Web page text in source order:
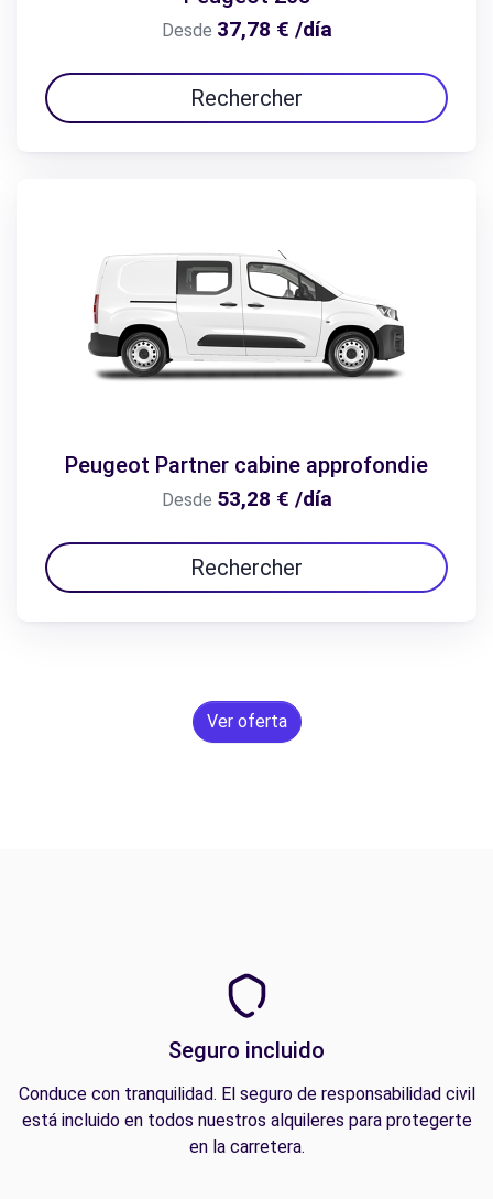
Desde 37,78 € /día
Rechercher
Peugeot Partner cabine approfondie
Desde 53,28 € /día
Rechercher
Ver oferta
Seguro incluido
Conduce con tranquilidad. El seguro de responsabilidad civil
está incluido en todos nuestros alquileres para protegerte
en la carretera.